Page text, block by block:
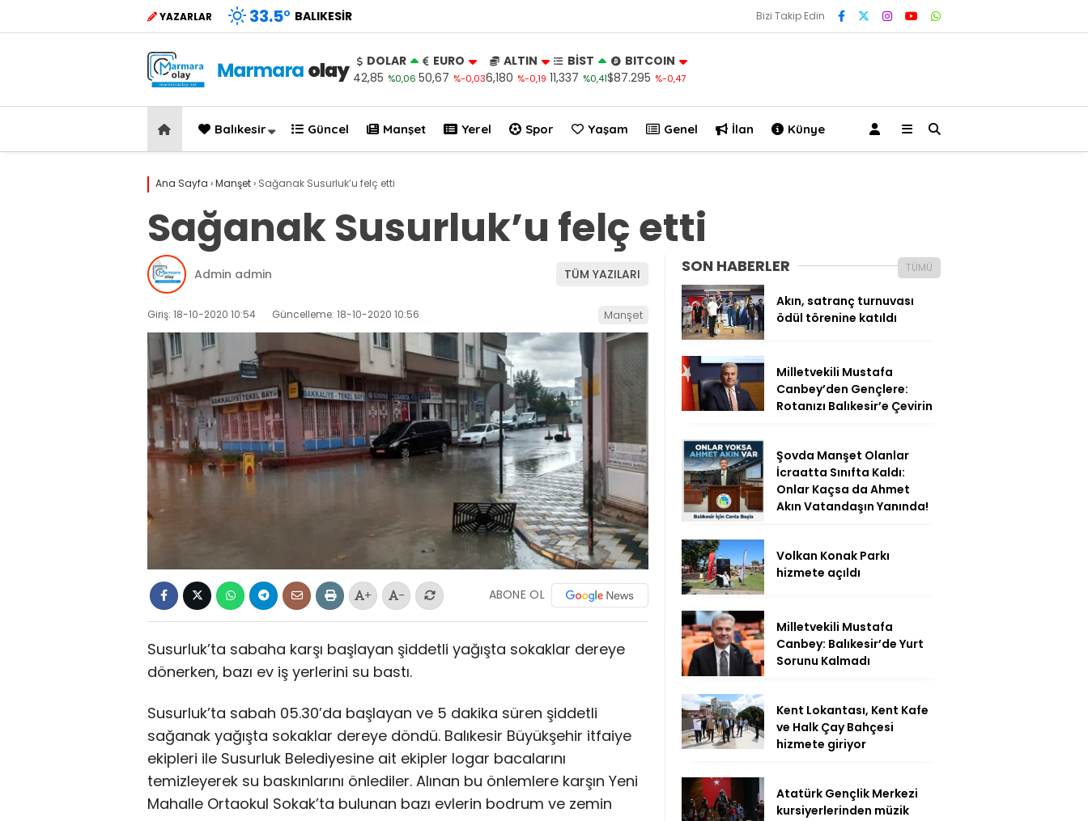
YAZARLAR 33.5° BALIKESIR Bizi Takip Edin
DOLAR
42,85 %0,06
EURO
50,67 %-0,03
ALTIN
6,180 %-0,19
BİST
11,337 %0,41
BITCOIN
$87.295 %-0,47
Balıkesir Güncel Manşet Yerel Spor Yaşam Genel İlan Künye
Ana Sayfa ›Manşet› Sağanak Susurluk’u felç etti
Sağanak Susurluk’u felç etti
Admin admin TÜM YAZILARI
Giriş: 18-10-2020 10:54 Güncelleme: 18-10-2020 10:56 Manşet
+ - ABONE OL
Susurluk’ta sabaha karşı başlayan şiddetli yağışta sokaklar dereye
dönerken, bazı ev iş yerlerini su bastı.
Susurluk’ta sabah 05.30’da başlayan ve 5 dakika süren şiddetli
sağanak yağışta sokaklar dereye döndü. Balıkesir Büyükşehir itfaiye
ekipleri ile Susurluk Belediyesine ait ekipler logar bacalarını
temizleyerek su baskınlarını önlediler. Alınan bu önlemlere karşın Yeni
Mahalle Ortaokul Sokak’ta bulunan bazı evlerin bodrum ve zemin
SON HABERLER TÜMÜ
Akın, satranç turnuvası
ödül törenine katıldı
Milletvekili Mustafa
Canbey’den Gençlere:
Rotanızı Balıkesir’e Çevirin
Şovda Manşet Olanlar
İcraatta Sınıfta Kaldı:
Onlar Kaçsa da Ahmet
Akın Vatandaşın Yanında!
Volkan Konak Parkı
hizmete açıldı
Milletvekili Mustafa
Canbey: Balıkesir’de Yurt
Sorunu Kalmadı
Kent Lokantası, Kent Kafe
ve Halk Çay Bahçesi
hizmete giriyor
Atatürk Gençlik Merkezi
kursiyerlerinden müzik